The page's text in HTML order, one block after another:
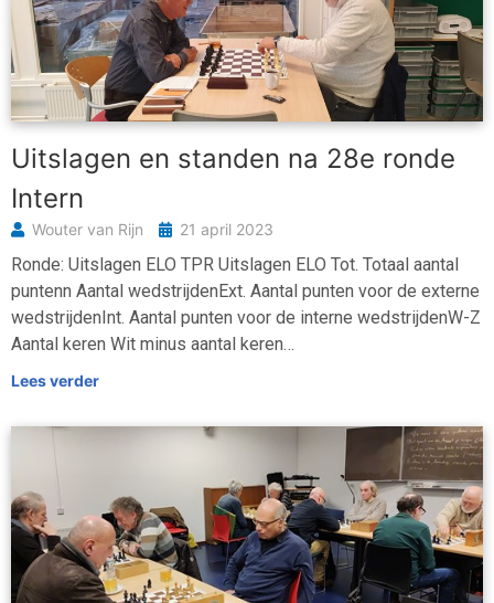
Uitslagen en standen na 28e ronde
Intern
Wouter van Rijn 21 april 2023
Ronde: Uitslagen ELO TPR Uitslagen ELO Tot. Totaal aantal
puntenn Aantal wedstrijdenExt. Aantal punten voor de externe
wedstrijdenInt. Aantal punten voor de interne wedstrijdenW-Z
Aantal keren Wit minus aantal keren…
Lees verder